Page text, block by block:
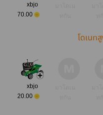
xbjo
70.00
โดเนท
xbjo
20.00